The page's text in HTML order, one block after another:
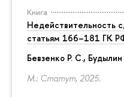
Книга
Недействительность
статьям 166–181 ГК
Бевзенко Р. С.,
М.: Статут, 2025.